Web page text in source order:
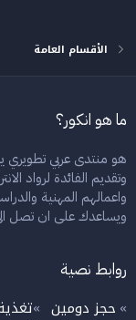
الأقسام العامة
ما هو انكور؟
هو منتدى عربي تطويري
وتقديم الفائدة لرواد
واعمالهم المهنية
ويساعدك على ان تصل
روابط نصية
» حجز دومين »